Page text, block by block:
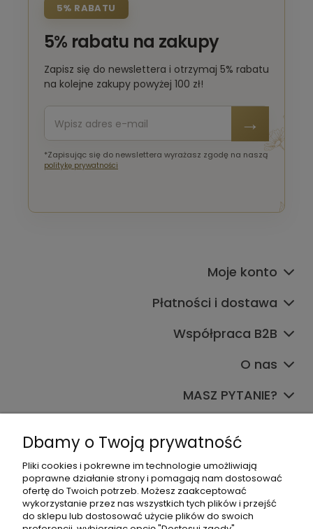
5% RABATU
5% rabatu na zakupy
Zapisz się do newslettera i otrzymaj 5% rabatu
na kolejne zakupy powyżej 100 zł!
*Zapisując się do newslettera wyrażasz zgodę na naszą
politykę prywatności
Moje konto
Płatności i dostawa
Współpraca B2B
O nas
MASZ PYTANIE?
Dbamy o Twoją prywatność
Pliki cookies i pokrewne im technologie umożliwiają
poprawne działanie strony i pomagają nam dostosować
ofertę do Twoich potrzeb. Możesz zaakceptować
wykorzystanie przez nas wszystkich tych plików i przejść
do sklepu lub dostosować użycie plików do swoich